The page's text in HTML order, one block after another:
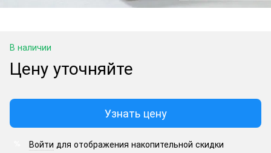
В наличии
Цену уточняйте
Узнать цену
Войти для отображения накопительной скидки